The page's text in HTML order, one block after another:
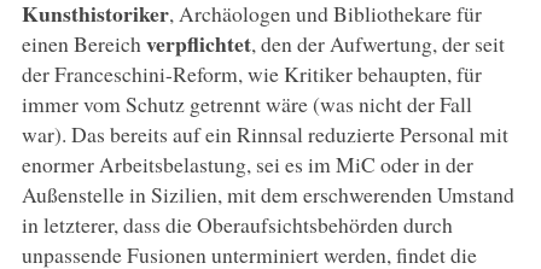
Kunsthistoriker, Archäologen und Bibliothekare für
einen Bereich verpflichtet, den der Aufwertung, der seit
der Franceschini-Reform, wie Kritiker behaupten, für
immer vom Schutz getrennt wäre (was nicht der Fall
war). Das bereits auf ein Rinnsal reduzierte Personal mit
enormer Arbeitsbelastung, sei es im MiC oder in der
Außenstelle in Sizilien, mit dem erschwerenden Umstand
in letzterer, dass die Oberaufsichtsbehörden durch
unpassende Fusionen unterminiert werden, findet die